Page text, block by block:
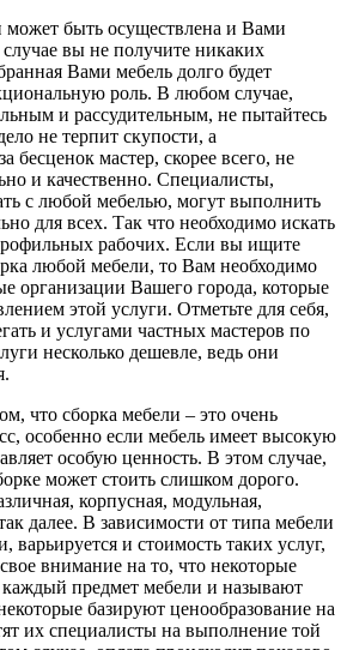
быть осуществлена и Вами
вы не получите никаких
Вами мебель долго будет
роль. В любом случае,
и рассудительным, не пытайтесь
не терпит скупости, а
мастер, скорее всего, не
и качественно. Специалисты,
с любой мебелью, могут выполнить
для всех. Так что необходимо искать
рабочих. Если вы ищите
любой мебели, то Вам необходимо
организации Вашего города, которые
этой услуги. Отметьте для себя,
и услугами частных мастеров по
несколько дешевле, ведь они
что сборка мебели – это очень
особенно если мебель имеет высокую
особую ценность. В этом случае,
может стоить слишком дорого.
корпусная, модульная,
далее. В зависимости от типа мебели
варьируется и стоимость таких услуг,
внимание на то, что некоторые
предмет мебели и называют
базируют ценообразование на
их специалисты на выполнение той